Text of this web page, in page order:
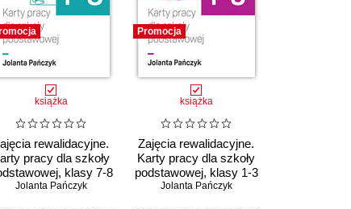
książka
rewalidacyjne.
pracy dla szkoły
klasy 7-8
Jolanta Pańczyk
Promocja
książka
Zajęcia rewalidacyjne.
Karty pracy dla szkoły
podstawowej, klasy 1-3
Jolanta Pańczyk